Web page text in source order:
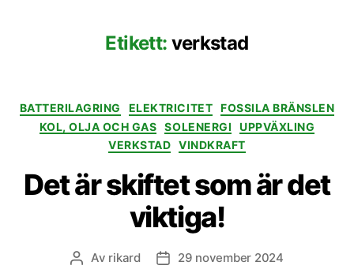
Etikett: verkstad
Kategorier
BATTERILAGRING ELEKTRICITET FOSSILA BRÄNSLEN
KOL, OLJA OCH GAS
SOLENERGI
UPPVÄXLING
VERKSTAD
VINDKRAFT
Det är skiftet som är det
viktiga!
Inläggsförfattare
Av rikard Inläggsdatum
29 november 2024